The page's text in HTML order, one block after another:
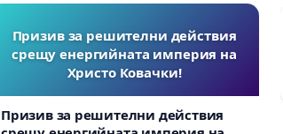
Призив за решителни действия
срещу енергийната империя на
Христо Ковачки!
Призив за решителни действия